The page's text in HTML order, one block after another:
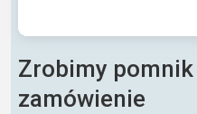
Zrobimy
zamówienie